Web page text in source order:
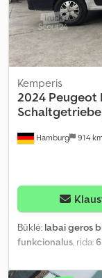
išdėstymo
priemonėje, visų
Hamburg 914 km
Kemperis
2024 Peugeot
Būklė: labai geros
funkcionalus, rida:
, sėdimų
tipas:mechaninis,